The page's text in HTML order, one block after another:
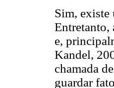
Sim, existe
Entretanto,
e,
Kandel,
chamada
guardar